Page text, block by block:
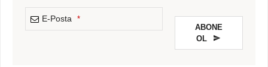
E-Posta *
ABONE
OL